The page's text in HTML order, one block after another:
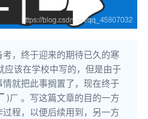
，终于迎来的期待已久的寒
该在学校中写的，但是由于
就把此事搁置了，现在终于
ㄏ 。写这篇文章的目的一方
程，以便后续用到，另一方